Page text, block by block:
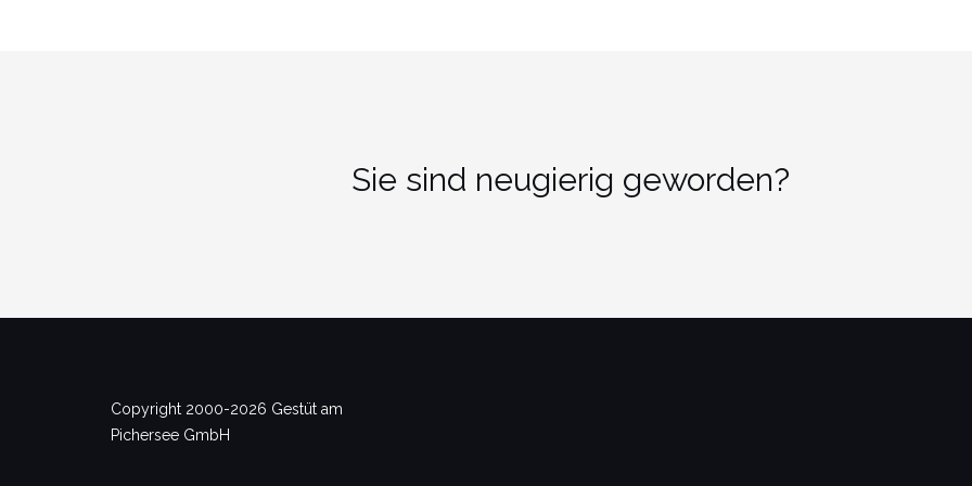
Sie sind neugierig geworden?
Copyright 2000-2026 Gestüt am
Pichersee GmbH